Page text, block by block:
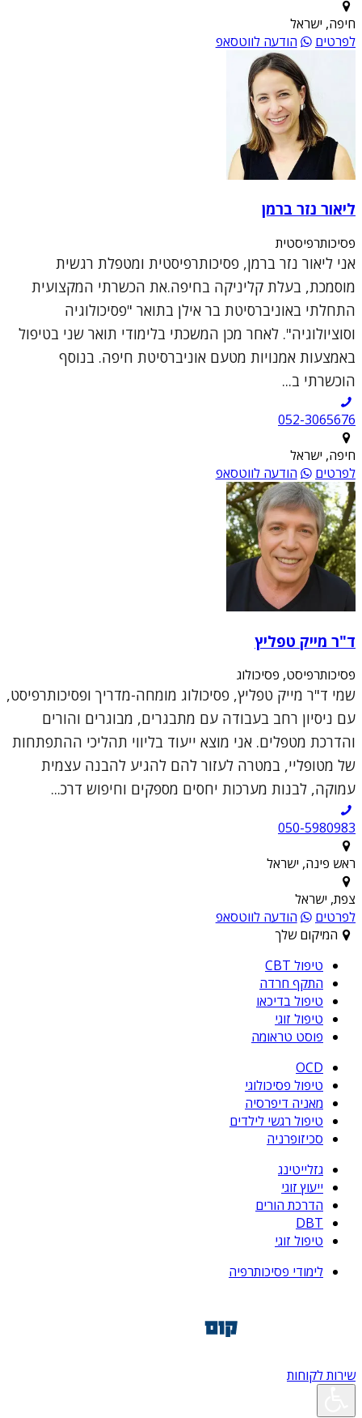
חיפה, ישראל
לפרטים
הודעה לווטסאפ
ליאור נזר ברמן
פסיכותרפיסטית
אני ליאור נזר ברמן, פסיכותרפיסטית ומטפלת רגשית
מוסמכת, בעלת קליניקה בחיפה.את הכשרתי המקצועית
התחלתי באוניברסיטת בר אילן בתואר "פסיכולוגיה
וסוציולוגיה". לאחר מכן המשכתי בלימודי תואר שני בטיפול
באמצעות אמנויות מטעם אוניברסיטת חיפה. בנוסף
הוכשרתי ב...
052-3065676
חיפה, ישראל
לפרטים
הודעה לווטסאפ
ד"ר מייק טפליץ
פסיכותרפיסט, פסיכולוג
שמי ד"ר מייק טפליץ, פסיכולוג מומחה-מדריך ופסיכותרפיסט,
עם ניסיון רחב בעבודה עם מתבגרים, מבוגרים והורים
והדרכת מטפלים. אני מוצא ייעוד בליווי תהליכי ההתפתחות
של מטופליי, במטרה לעזור להם להגיע להבנה עצמית
עמוקה, לבנות מערכות יחסים מספקים וחיפוש דרכ...
050-5980983
ראש פינה, ישראל
צפת, ישראל
לפרטים
הודעה לווטסאפ
המיקום שלך
טיפול CBT
התקף חרדה
טיפול בדיכאו
טיפול זוגי
פוסט טראומה
OCD
טיפול פסיכולוגי
מאניה דיפרסיה
טיפול רגשי לילדים
סכיזופרניה
גזלייטינג
ייעוץ זוגי
הדרכת הורים
DBT
טיפול זוגי
לימודי פסיכותרפיה
שירות לקוחות